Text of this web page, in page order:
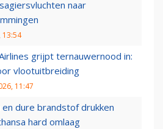
naar
13:54
grijpt ternauwernood in:
vlootuitbreiding
11:47
en dure brandstof drukken
hard omlaag